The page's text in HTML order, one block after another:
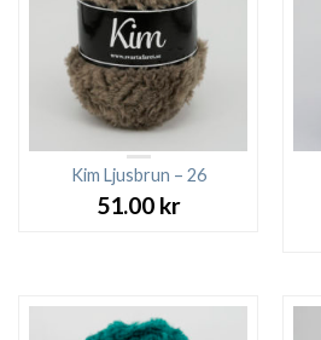
Kim Ljusbrun – 26
51.00 kr